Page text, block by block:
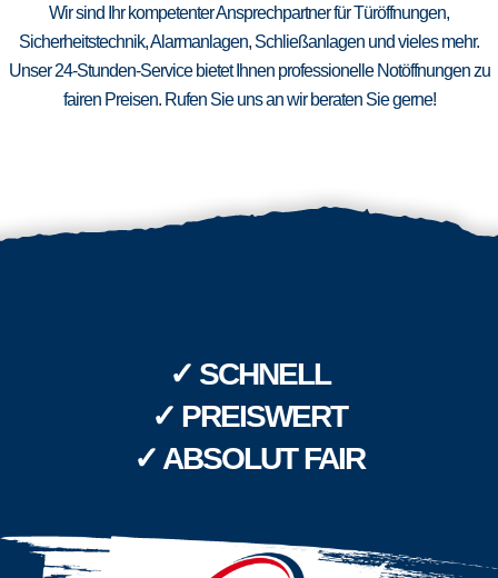
Wir sind Ihr kompetenter Ansprechpartner für Türöffnungen,
Sicherheitstechnik, Alarmanlagen, Schließanlagen und vieles mehr.
Unser 24-Stunden-Service bietet Ihnen professionelle Notöffnungen zu
fairen Preisen. Rufen Sie uns an wir beraten Sie gerne!
✓ SCHNELL
✓ PREISWERT
✓ ABSOLUT FAIR